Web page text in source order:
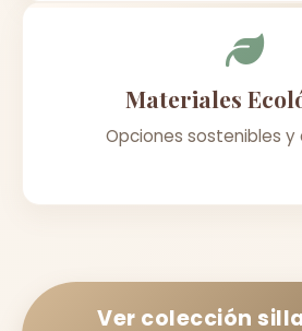
Materiales
Opciones sostenibles y
Ver colección